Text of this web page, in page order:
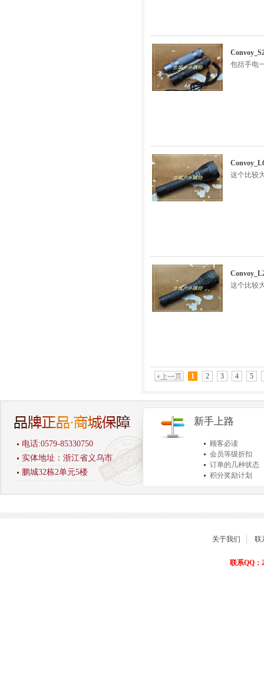
包括手电
这个比较
这个比较
1 2 3 4 5
电话:0579-85330750
实体地址：浙江省义乌市
鹏城32栋2单元5楼
新手上路
顾客必读
会员等级折扣
订单的几种状态
积分奖励计划
商品退货保障
关于我们 联
联系QQ：